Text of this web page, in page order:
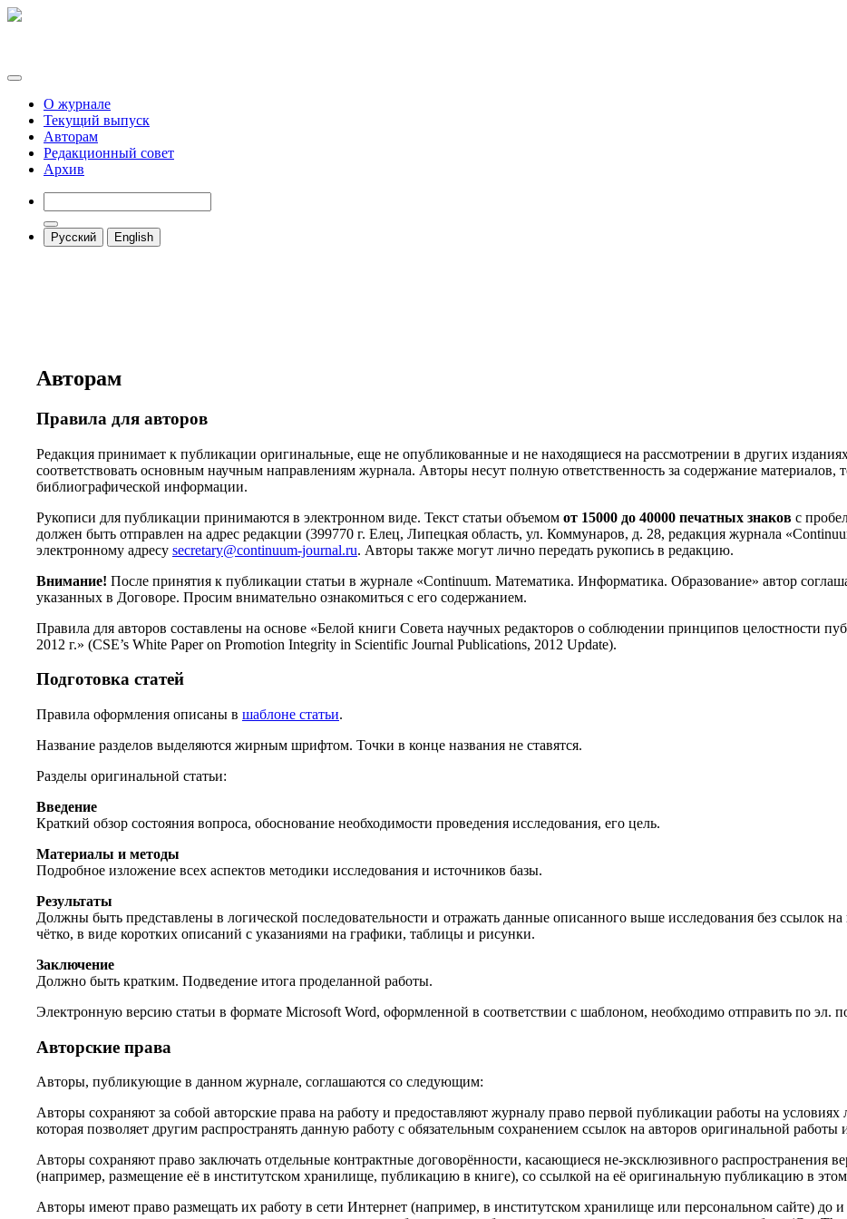
О журнале
Текущий выпуск
Авторам
Редакционный совет
Архив
Русский English
Авторам
Правила для авторов
Редакция принимает к публикации оригинальные, еще не опубликованные и не находящиеся на рассмотрении в других
соответствовать основным научным направлениям журнала. Авторы несут полную ответственность за содержание материалов,
библиографической информации.
Рукописи для публикации принимаются в электронном виде. Текст статьи объемом от 15000 до 40000 печатных знаков с
должен быть отправлен на адрес редакции (399770 г. Елец, Липецкая область, ул. Коммунаров, д. 28, редакция журнала
электронному адресу secretary@continuum-journal.ru. Авторы также могут лично передать рукопись в редакцию.
Внимание! После принятия к публикации статьи в журнале «Continuum. Математика. Информатика. Образование» автор
указанных в Договоре. Просим внимательно ознакомиться с его содержанием.
Правила для авторов составлены на основе «Белой книги Совета научных редакторов о соблюдении принципов целостности
2012 г.» (CSE’s White Paper on Promotion Integrity in Scientific Journal Publications, 2012 Update).
Подготовка статей
Правила оформления описаны в шаблоне статьи.
Название разделов выделяются жирным шрифтом. Точки в конце названия не ставятся.
Разделы оригинальной статьи:
Введение
Краткий обзор состояния вопроса, обоснование необходимости проведения исследования, его цель.
Материалы и методы
Подробное изложение всех аспектов методики исследования и источников базы.
Результаты
Должны быть представлены в логической последовательности и отражать данные описанного выше исследования без ссылок на
чётко, в виде коротких описаний с указаниями на графики, таблицы и рисунки.
Заключение
Должно быть кратким. Подведение итога проделанной работы.
Электронную версию статьи в формате Microsoft Word, оформленной в соответствии с шаблоном, необходимо отправить по эл.
Авторские права
Авторы, публикующие в данном журнале, соглашаются со следующим:
Авторы сохраняют за собой авторские права на работу и предоставляют журналу право первой публикации работы на
которая позволяет другим распространять данную работу с обязательным сохранением ссылок на авторов оригинальной
Авторы сохраняют право заключать отдельные контрактные договорённости, касающиеся не-эксклюзивного распространения
(например, размещение её в институтском хранилище, публикацию в книге), со ссылкой на её оригинальную публикацию в
Авторы имеют право размещать их работу в сети Интернет (например, в институтском хранилище или персональном сайте) до